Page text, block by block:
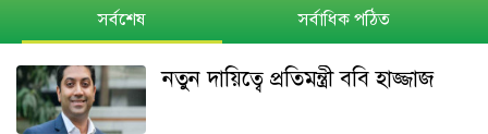
সর্বশেষ সর্বাধিক পঠিত
নতুন দায়িত্বে প্রতিমন্ত্রী ববি হাজ্জাজ